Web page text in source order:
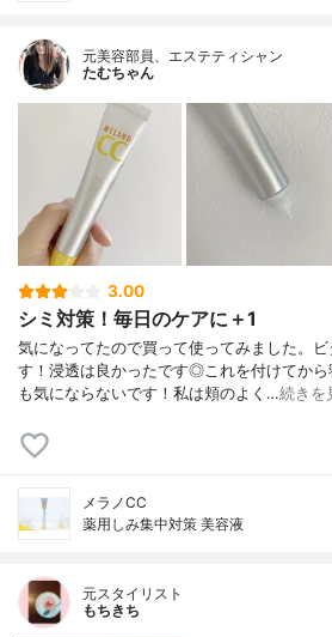
元美容部員、エステティシャン
たむちゃん
3.00
シミ対策！毎日のケアに＋1
気になってたので買って使ってみました。
す！浸透は良かったです◎これを付けてから
も気にならないです！私は頬のよく…続きを
メラノCC
薬用しみ集中対策 美容液
元スタイリスト
もちきち